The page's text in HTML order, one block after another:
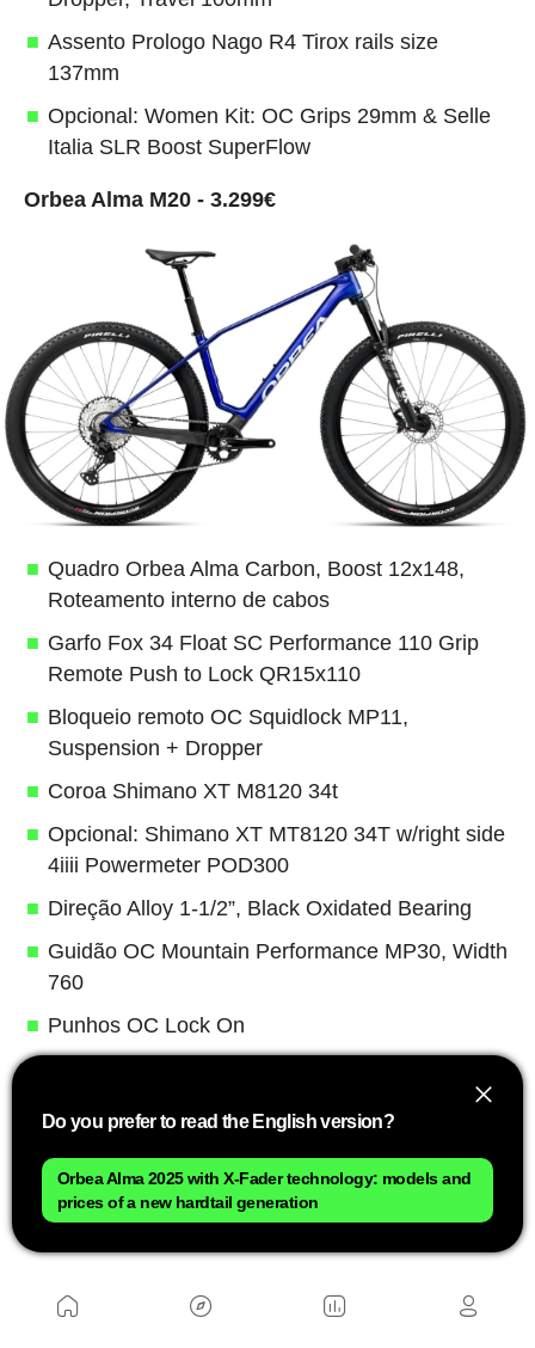
Assento Prologo Nago R4 Tirox rails size
137mm
Opcional: Women Kit: OC Grips 29mm & Selle
Italia SLR Boost SuperFlow
Orbea Alma M20 - 3.299€
Quadro Orbea Alma Carbon, Boost 12x148,
Roteamento interno de cabos
Garfo Fox 34 Float SC Performance 110 Grip
Remote Push to Lock QR15x110
Bloqueio remoto OC Squidlock MP11,
Suspension + Dropper
Coroa Shimano XT M8120 34t
Opcional: Shimano XT MT8120 34T w/right side
4iiii Powermeter POD300
Direção Alloy 1-1/2”, Black Oxidated Bearing
Guidão OC Mountain Performance MP30, Width
760
Punhos OC Lock On
Manetes Shimano XT M8100 I-Spec EV
Freio Shimano M6100 Disco hidráulico
Opcional: Shimano XT M8100 Hydraulic Disc
Do you prefer to read the English version?
Orbea Alma 2025 with X-Fader technology: models and
prices of a new hardtail generation